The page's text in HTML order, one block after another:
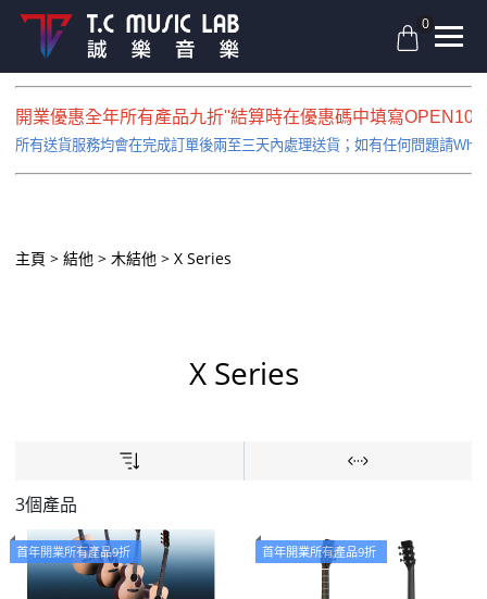
0
開業優惠全年所有產品九折''結算時在優惠碼中填寫OPEN10
所有送貨服務均會在完成訂單後兩至三天內處理送貨；如有任何問題請
主頁 結他 木結他 X Series
X Series
3個產品
首年開業所有產品9折 首年開業所有產品9折